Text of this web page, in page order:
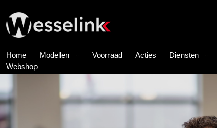
Home Modellen Voorraad Acties Diensten
Webshop